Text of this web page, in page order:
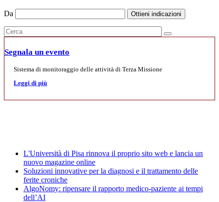
Da Ottieni indicazioni
Segnala un evento
Sistema di monitoraggio delle attività di Terza Missione
Leggi di più
L'Università di Pisa rinnova il proprio sito web e lancia un
nuovo magazine online
Soluzioni innovative per la diagnosi e il trattamento delle
ferite croniche
AlgoNomy: ripensare il rapporto medico-paziente ai tempi
dell’AI